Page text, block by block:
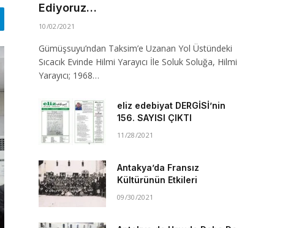
Ediyoruz…
10/02/2021
Gümüşsuyu’ndan Taksim’e Uzanan Yol Üstündeki
Sıcacık Evinde Hilmi Yarayıcı İle Soluk Soluğa, Hilmi
Yarayıcı; 1968…
eliz edebiyat DERGİSİ’nin
156. SAYISI ÇIKTI
11/28/2021
Antakya’da Fransız
Kültürünün Etkileri
09/30/2021